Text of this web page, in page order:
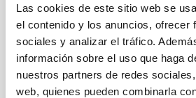
Las cookies de este sitio web se
el contenido y los anuncios, ofrecer
sociales y analizar el tráfico.
información sobre el uso que haga
nuestros partners de redes
web, quienes pueden combinarla
GERENTE
Secretary
Dionisio